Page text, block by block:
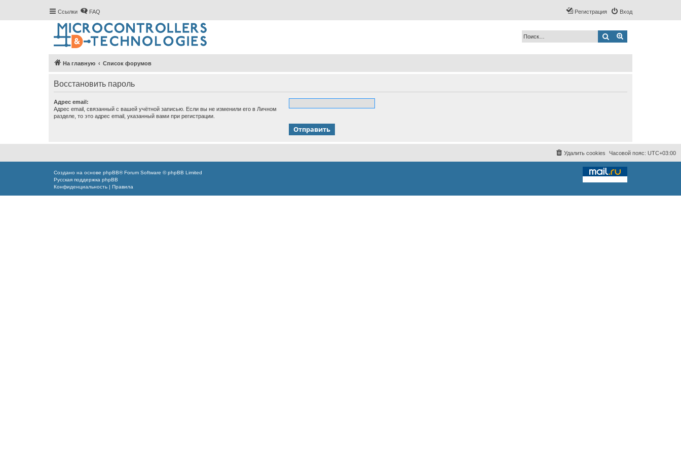
Ссылки FAQ Вход
Регистрация
Поиск
На главную Список форумов
Восстановить пароль
Адрес email:
Адрес email, связанный с вашей учётной записью. Если вы не изменили его в Личном
разделе, то это адрес email, указанный вами при регистрации.
Часовой пояс: UTC+03:00
Удалить cookies
Создано на основе phpBB® Forum Software © phpBB Limited
Русская поддержка phpBB
Конфиденциальность | Правила